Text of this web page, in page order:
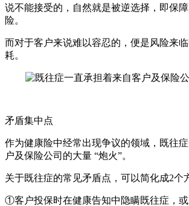
说不能接受的，自然就是被逆选择，即保
险。
而对于客户来说难以容忍的，便是风险来
耗。
矛盾集中点
作为健康险中经常出现争议的领域，既往
户及保险公司的大量 “炮火”。
关于既往症的常见矛盾点，可以简化成2个
①客户投保时在健康告知中隐瞒既往症，